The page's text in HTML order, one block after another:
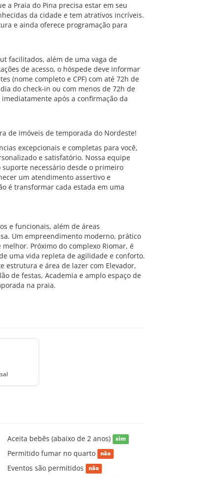
a Praia do Pina precisa estar em seu
da cidade e tem atrativos incríveis.
e ainda oferece programação para
facilitados, além de uma vaga de
de acesso, o hóspede deve informar
(nome completo e CPF) com até 72h de
do check-in ou com menos de 72h de
após a confirmação da
de imóveis de temporada do Nordeste!
excepcionais e completas para você,
e satisfatório. Nossa equipe
necessário desde o primeiro
um atendimento assertivo e
é transformar cada estada em uma
e funcionais, além de áreas
Um empreendimento moderno, prático
Próximo do complexo Riomar, é
uma vida repleta de agilidade e conforto.
estrutura e área de lazer com Elevador,
de festas, Academia e amplo espaço de
na praia.
Aceita bebês (abaixo de 2 anos) sim
Permitido fumar no quarto não
Eventos são permitidos não